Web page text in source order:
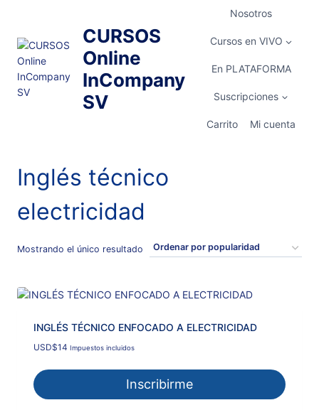
contenido
CURSOS
Online
InCompany
SV
Nosotros
Cursos en VIVO
En PLATAFORMA
Suscripciones
Carrito Mi cuenta
Inglés técnico
electricidad
Mostrando el único resultado
INGLÉS TÉCNICO ENFOCADO A ELECTRICIDAD
USD$14 Impuestos incluidos
Inscribirme